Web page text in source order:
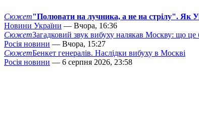
Сюжет"Полювати на лучника, а не на стрілу". Як
Новини України — Вчора, 16:36
СюжетЗагадковий звук вибуху налякав Москву: що це
Росія новини — Вчора, 15:27
СюжетБенкет генералів. Наслідки вибуху в Москві
Росія новини — 6 серпня 2026, 23:58